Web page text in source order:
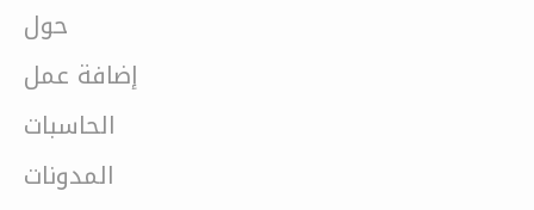
حول
إضافة عمل
الحاسبات
المدونات